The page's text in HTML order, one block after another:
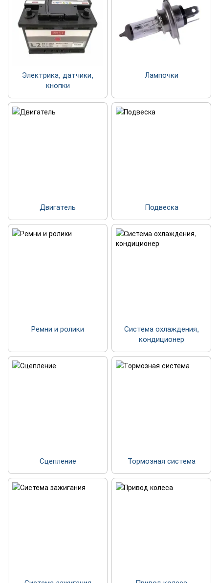
Электрика, датчики,
кнопки
Лампочки
Двигатель Подвеска
Ремни и ролики
Система охлаждения,
кондиционер
Сцепление Тормозная система